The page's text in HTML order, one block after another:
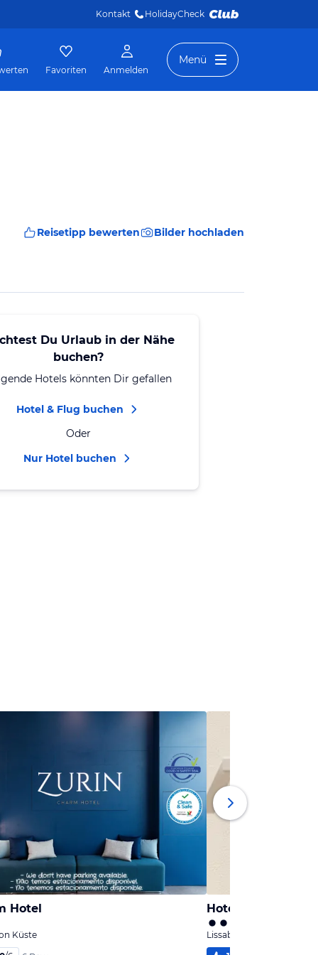
Kontakt HolidayCheck
Favoriten Anmelden
Menü
Reisetipp bewerten Bilder hochladen
Du Urlaub in der Nähe
buchen?
Hotels könnten Dir gefallen
Hotel & Flug buchen
Oder
Nur Hotel buchen
Hotel
Küste
Lissabon, Lissabon Küste